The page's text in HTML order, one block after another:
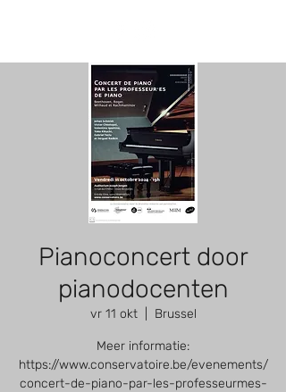
Pianoconcert door
pianodocenten
vr 11 okt
  |
Brussel
Meer informatie:
https://www.conservatoire.be/evenements/
concert-de-piano-par-les-professeurmes-